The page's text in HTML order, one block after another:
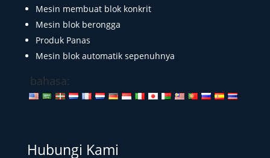
Mesin membuat blok konkrit
Mesin blok berongga
Produk Panas
Mesin blok automatik sepenuhnya
bahasa:
Hubungi Kami